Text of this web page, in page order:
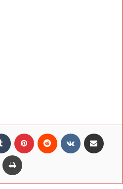
Tumblr Pinterest Reddit VKontakte
Print